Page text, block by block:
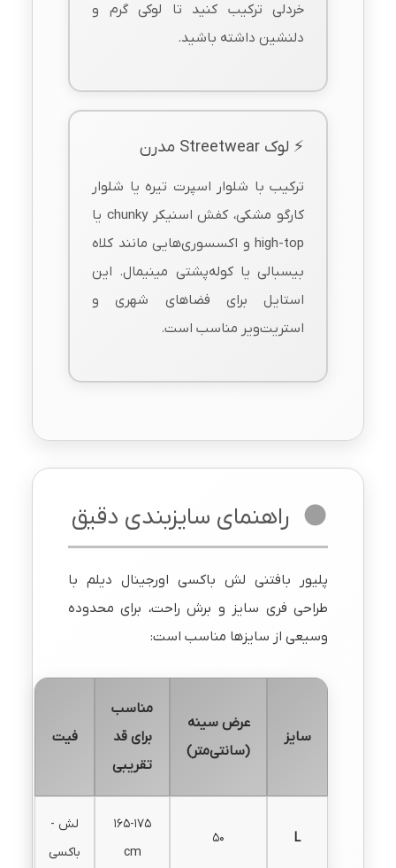
خردلی ترکیب کنید تا لوکی گرم و
دلنشین داشته باشید.
⚡ لوک Streetwear مدرن
ترکیب با شلوار اسپرت تیره یا شلوار
کارگو مشکی، کفش اسنیکر chunky یا
high-top و اکسسوری‌هایی مانند کلاه
بیسبالی یا کوله‌پشتی مینیمال. این
استایل برای فضاهای شهری و
استریت‌ویر مناسب است.
راهنمای سایزبندی دقیق
پلیور بافتنی لش باکسی اورجینال دیلم با
طراحی فری سایز و برش راحت، برای محدوده
وسیعی از سایزها مناسب است:
سایز
عرض سینه
(سانتی‌متر)
مناسب
برای قد
تقریبی
فیت
L
50
165-175
cm
لش -
باکسی